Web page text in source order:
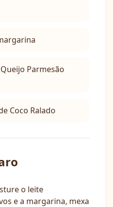
Parmesão
Coco Ralado
o leite
e a margarina, mexa